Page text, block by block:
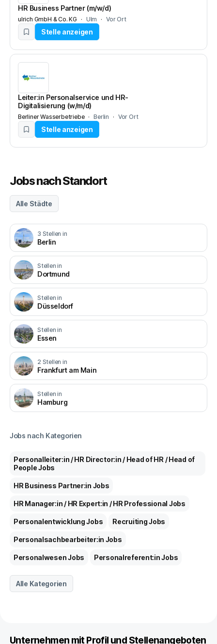
HR Business Partner (m/w/d)
ulrich GmbH & Co. KG Ulm Vor Ort
Stelle anzeigen
Leiter:in Personalservice und HR-
Digitalisierung (w/m/d)
Berliner Wasserbetriebe Berlin Vor Ort
Stelle anzeigen
Jobs nach Standort
Alle Städte
3 Stellen in
Berlin
Stellen in
Dortmund
Stellen in
Düsseldorf
Stellen in
Essen
2 Stellen in
Frankfurt am Main
Stellen in
Hamburg
Jobs nach Kategorien
Personalleiter:in / HR Director:in / Head of HR / Head of
PeopleJobs
HR Business Partner:in Jobs
HR Manager:in / HR Expert:in / HR Professional Jobs
Personalentwicklung Jobs RecruitingJobs
Personalsachbearbeiter:in Jobs
PersonalwesenJobs Personalreferent:inJobs
Alle Kategorien
Unternehmen mit Profil und Stellenangeboten